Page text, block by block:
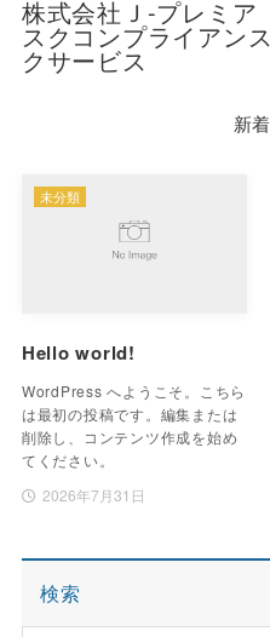
株式会社Ｊ-プレミ
スクコンプライアン
クサービス
新
Hello world!
WordPress へようこそ。こちら
は最初の投稿です。編集または
削除し、コンテンツ作成を始め
てください。
2026年7月31日
未分類
検索